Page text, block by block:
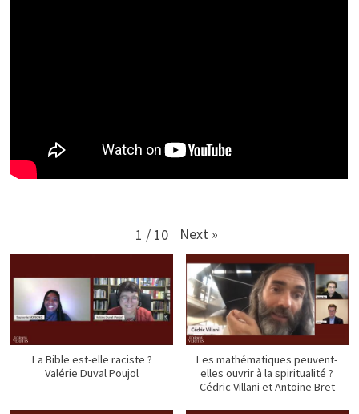
1 / 10 Next »
La Bible est-elle raciste ?
Valérie Duval Poujol
Les mathématiques peuvent-
elles ouvrir à la spiritualité ?
Cédric Villani et Antoine Bret